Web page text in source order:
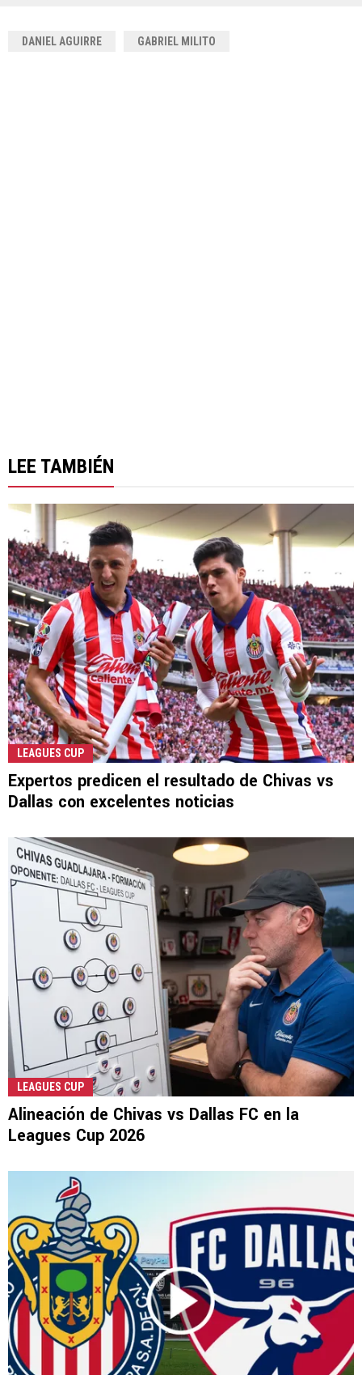
DANIEL AGUIRRE GABRIEL MILITO
LEE TAMBIÉN
LEAGUES CUP
Expertos predicen el resultado de Chivas vs
Dallas con excelentes noticias
LEAGUES CUP
Alineación de Chivas vs Dallas FC en la
Leagues Cup 2026